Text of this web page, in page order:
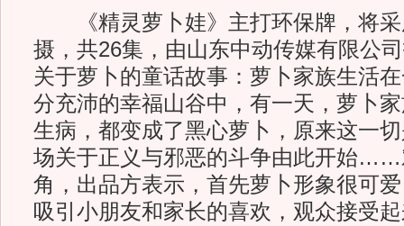
《精灵萝卜娃》主打环保牌，将采
摄，共26集，由山东中动传媒有限公
关于萝卜的童话故事：萝卜家族生活
分充沛的幸福山谷中，有一天，萝卜
生病，都变成了黑心萝卜，原来这一
场关于正义与邪恶的斗争由此开始……
角，出品方表示，首先萝卜形象很可
吸引小朋友和家长的喜欢，观众接受